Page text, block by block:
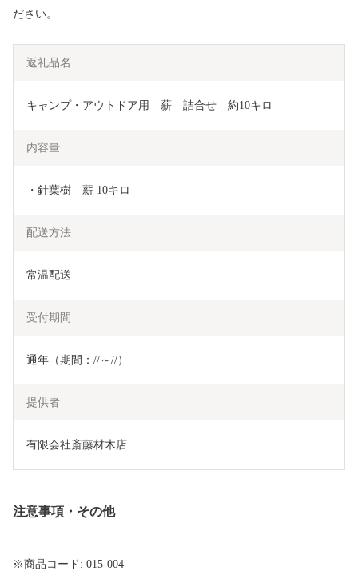
ださい。
返礼品名
キャンプ・アウトドア用　薪　詰合せ　約10キロ
内容量
・針葉樹　薪 10キロ
配送方法
常温配送
受付期間
通年（期間：//～//）
提供者
有限会社斎藤材木店
注意事項・その他
※商品コード: 015-004